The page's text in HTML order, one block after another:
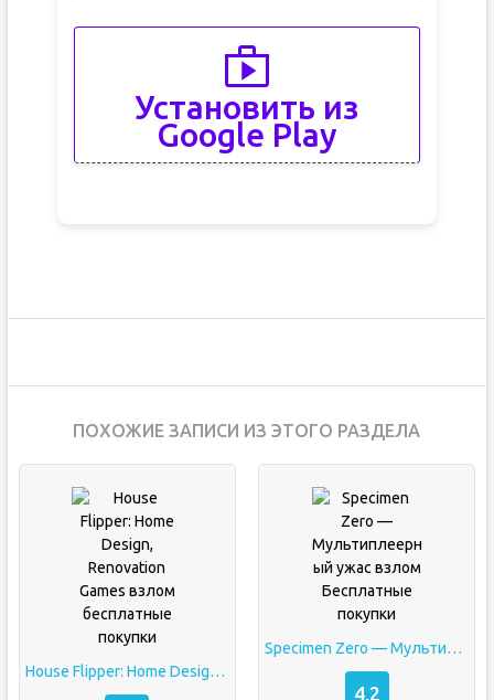
Установить из
Google Play
ПОХОЖИЕ ЗАПИСИ ИЗ ЭТОГО РАЗДЕЛА
House Flipper: Home Design, Renovation Games взлом бесплатные покупки
Specimen Zero — Мультиплеерный ужас взлом Бесплатные покупки
4,2